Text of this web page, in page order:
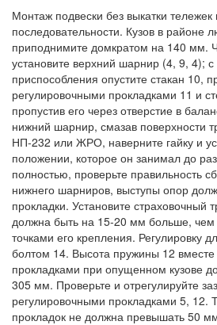
Монтаж подвески без выкатки тележек
последовательности. Кузов в районе
приподнимите домкратом на 140 мм.
установите верхний шарнир (4, 9, 4);
приспособления опустите стакан 10,
регулировочными прокладками 11 и
пропустив его через отверстие в
нижний шарнир, смазав поверхности
НП-232 или ЖРО, наверните гайку и
положении, которое он занимал до
полностью, проверьте правильность
нижнего шарниров, выступы опор
прокладки. Установите страховочный
должна быть на 15-20 мм больше, чем
точками его крепления. Регулировку
болтом 14. Высота пружины 12
прокладками при опущенном кузове
305 мм. Проверьте и отрегулируйте
регулировочными прокладками 5, 12.
прокладок не должна превышать 50